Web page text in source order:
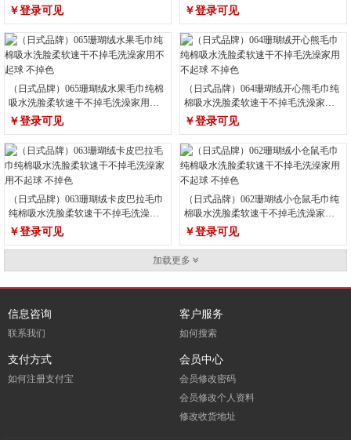
起球 不掉色
￥登录可见
不起球 不掉色
￥登录可见
（日式品牌）065珊瑚绒水果毛巾纯棉
吸水洗脸柔软速干不掉毛洗澡家用不
起球 不掉色
￥登录可见
（日式品牌）064珊瑚绒开心熊毛巾纯
棉吸水洗脸柔软速干不掉毛洗澡家用
不起球 不掉色
￥登录可见
（日式品牌）063珊瑚绒卡皮巴拉毛巾
纯棉吸水洗脸柔软速干不掉毛洗澡家
用不起球 不掉色
￥登录可见
（日式品牌）062珊瑚绒小仓鼠毛巾纯
棉吸水洗脸柔软速干不掉毛洗澡家用
不起球 不掉色
￥登录可见
加载更多
信息咨询
联系我们
客户服务
如何搜索
支付方式
如何注册支付宝
会员中心
会员修改密码
会员修改个人资料
修改收货地址